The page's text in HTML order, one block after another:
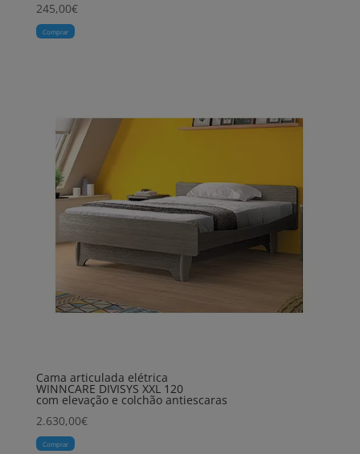
245,00€
Comprar
Cama articulada elétrica
WINNCARE DIVISYS XXL 120
com elevação e colchão antiescaras
2.630,00€
Comprar